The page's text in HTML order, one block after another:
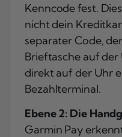
Kenncode fest.
nichtdein
separater Code,
Brieftasche auf
direkt auf der Uhr
Bezahlterminal.
Ebene 2: Die
Garmin Pay